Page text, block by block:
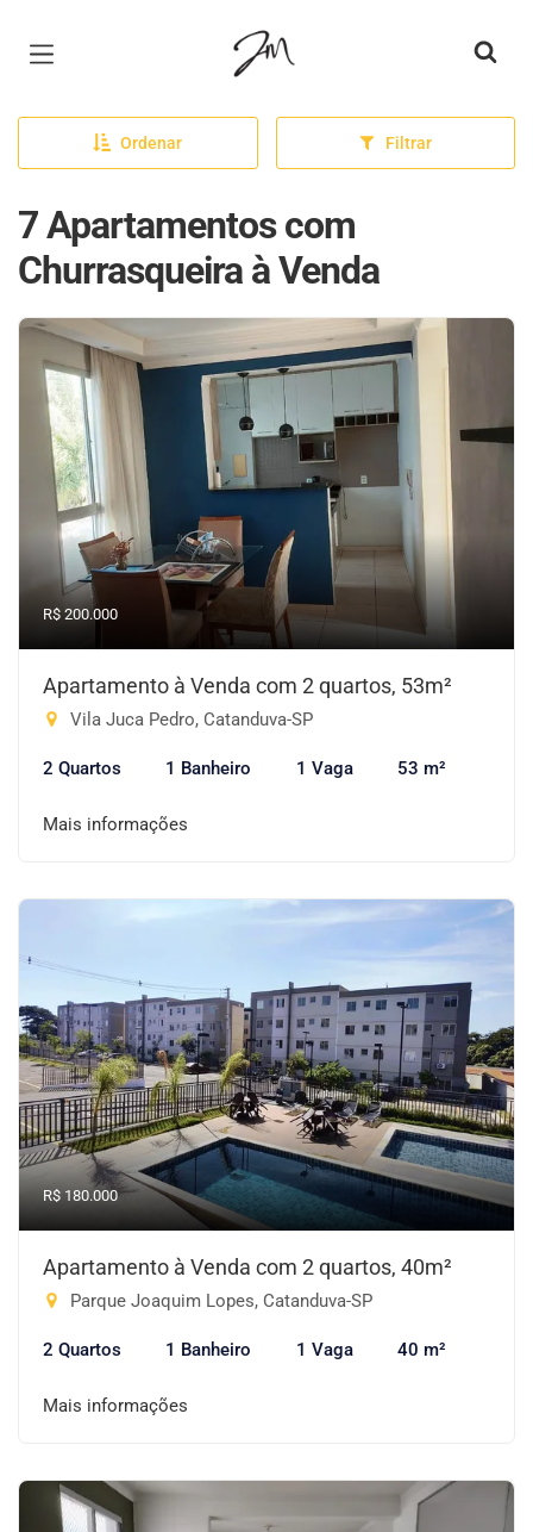
Página inicial
Ordenar Filtrar
7 Apartamentos com
Churrasqueira à Venda
R$ 200.000
Apartamento à Venda com 2 quartos, 53m²
Vila Juca Pedro, Catanduva-SP
2 Quartos 1 Banheiro 1 Vaga 53 m²
Mais informações
R$ 180.000
Apartamento à Venda com 2 quartos, 40m²
Parque Joaquim Lopes, Catanduva-SP
2 Quartos 1 Banheiro 1 Vaga 40 m²
Mais informações